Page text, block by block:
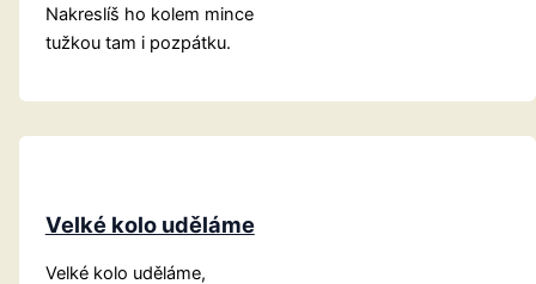
Nakreslíš ho kolem mince
tužkou tam i pozpátku.
Velké kolo uděláme
Velké kolo uděláme,